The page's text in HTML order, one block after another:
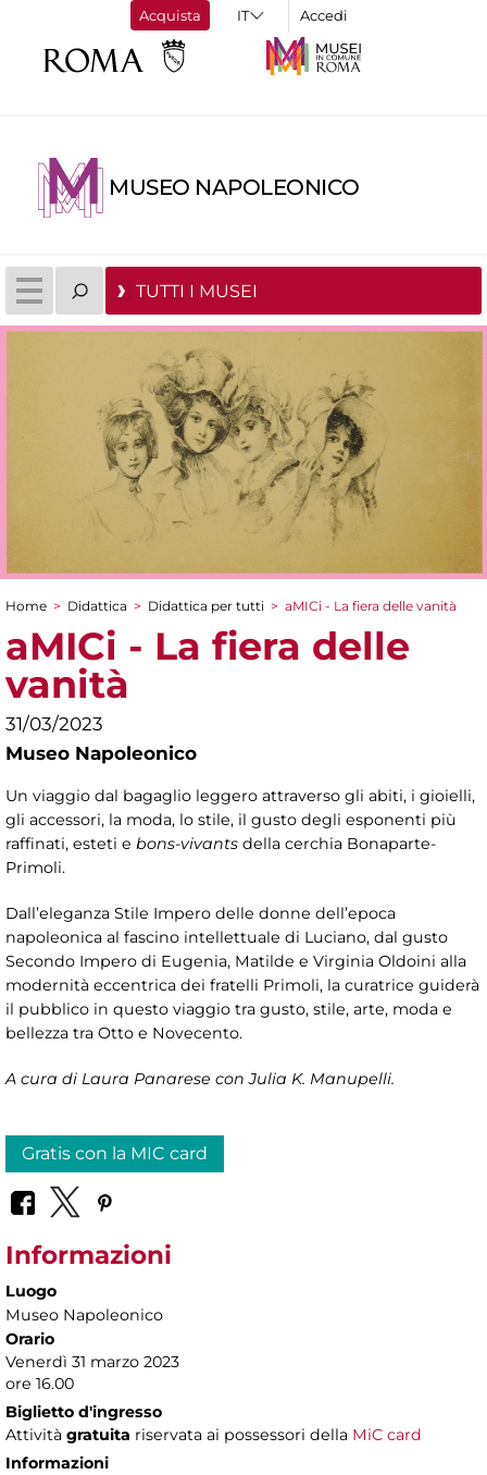
Acquista Accedi
MUSEO NAPOLEONICO
TUTTI I MUSEI
Tu sei qui
Home > Didattica > Didattica per tutti > aMICi - La fiera delle vanità
aMICi - La fiera delle
vanità
31/03/2023
Museo Napoleonico
Un viaggio dal bagaglio leggero attraverso gli abiti, i gioielli,
gli accessori, la moda, lo stile, il gusto degli esponenti più
raffinati, esteti e bons-vivants della cerchia Bonaparte-
Primoli.
Dall’eleganza Stile Impero delle donne dell’epoca
napoleonica al fascino intellettuale di Luciano, dal gusto
Secondo Impero di Eugenia, Matilde e Virginia Oldoini alla
modernità eccentrica dei fratelli Primoli, la curatrice guiderà
il pubblico in questo viaggio tra gusto, stile, arte, moda e
bellezza tra Otto e Novecento.
A cura di Laura Panarese con Julia K. Manupelli.
Gratis con la MIC card
Informazioni
Luogo
Museo Napoleonico
Orario
Venerdì 31 marzo 2023
ore 16.00
Biglietto d'ingresso
Attività gratuita riservata ai possessori della MiC card
Informazioni